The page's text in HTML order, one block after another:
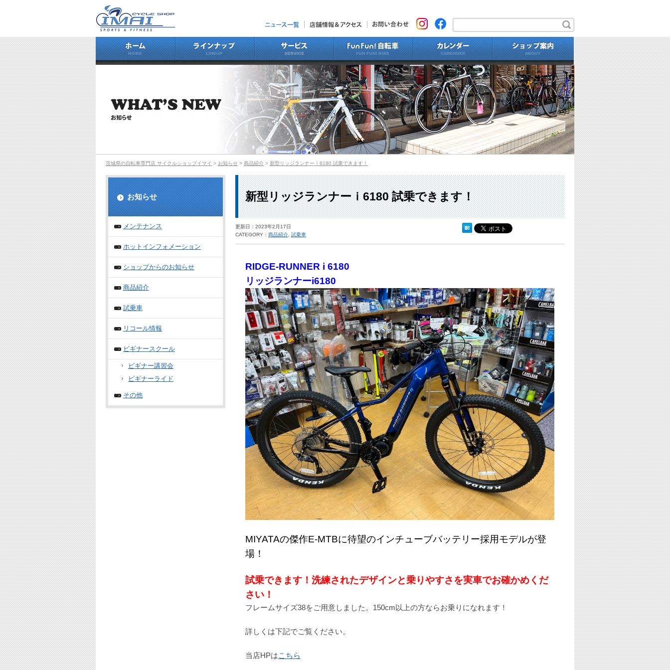
ニュース一覧 店舗情報&アクセスお問い合わせ
ホーム ラインナップ サービス Fun Fun!自転車 カレンダー
茨城県の自転車専門店 サイクルショップイマイ > お知らせ > 商品紹介 > 新型リッジランナーｉ6180 試乗できます！
新型リッジランナーｉ6180 試乗できます！
更新日：2023年2月17日
CATEGORY： 商品紹介 試乗車
RIDGE-RUNNER i 6180
リッジランナーi6180
MIYATAの傑作E-MTBに待望のインチューブバッテリー採用モデルが登
場！
試乗できます！洗練されたデザインと乗りやすさを実車でお確かめくだ
さい！
フレームサイズ38をご用意しました。150cm以上の方ならお乗りになれます！
詳しくは下記でご覧ください。
当店HPはこちら
お知らせ
メンテナンス
ホットインフォメーション
ショップからのお知らせ
商品紹介
試乗車
リコール情報
ビギナースクール
ビギナー講習会
ビギナーライド
その他